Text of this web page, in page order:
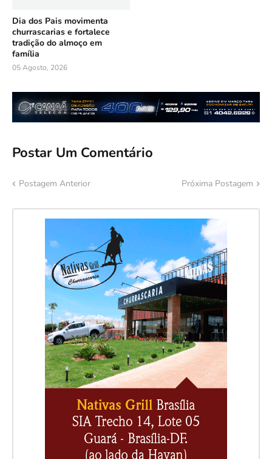
Dia dos Pais movimenta
churrascarias e fortalece
tradição do almoço em
família
05 Agosto, 2026
Postar Um Comentário
Postagem Anterior Próxima Postagem